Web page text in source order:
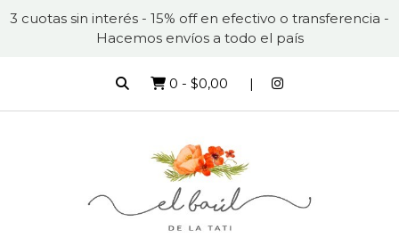
3 cuotas sin interés - 15% off en efectivo o transferencia -
Hacemos envíos a todo el país
0 - $0,00